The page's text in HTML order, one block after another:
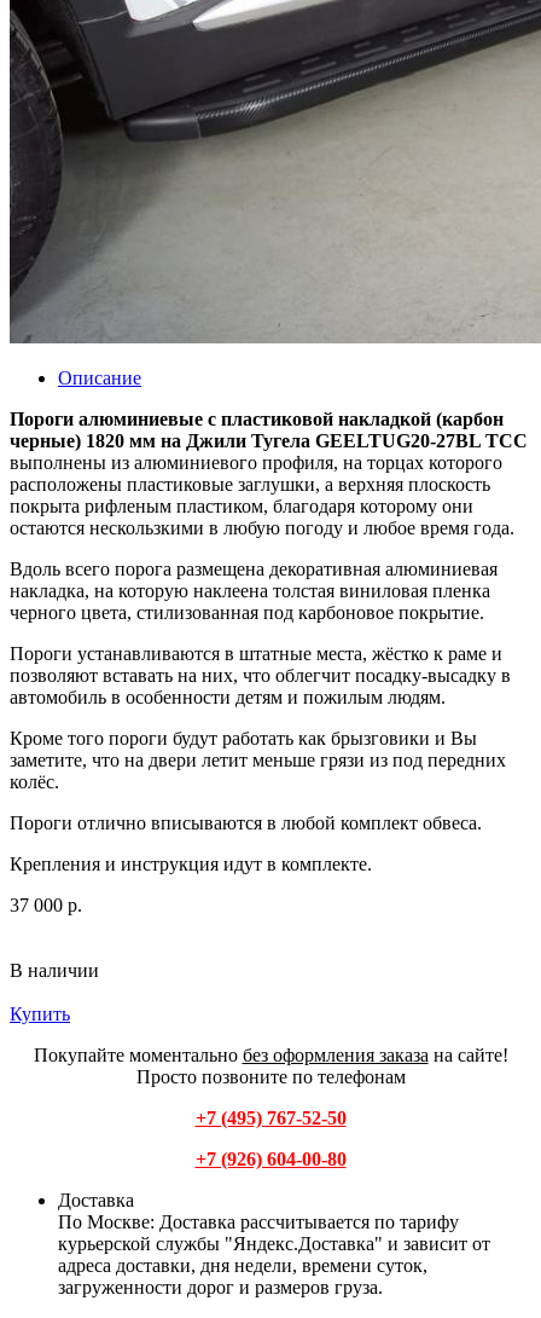
Описание
Пороги алюминиевые с пластиковой накладкой (карбон
черные) 1820 мм на Джили Тугела GEELTUG20-27BL ТСС
выполнены из алюминиевого профиля, на торцах которого
расположены пластиковые заглушки, а верхняя плоскость
покрыта рифленым пластиком, благодаря которому они
остаются нескользкими в любую погоду и любое время года.
Вдоль всего порога размещена декоративная алюминиевая
накладка, на которую наклеена толстая виниловая пленка
черного цвета, стилизованная под карбоновое покрытие.
Пороги устанавливаются в штатные места, жёстко к раме и
позволяют вставать на них, что облегчит посадку-высадку в
автомобиль в особенности детям и пожилым людям.
Кроме того пороги будут работать как брызговики и Вы
заметите, что на двери летит меньше грязи из под передних
колёс.
Пороги отлично вписываются в любой комплект обвеса.
Крепления и инструкция идут в комплекте.
37 000 р.
В наличии
Купить
Покупайте моментально без оформления заказа на сайте!
Просто позвоните по телефонам
+7 (495) 767-52-50
+7 (926) 604-00-80
Доставка
По Москве: Доставка рассчитывается по тарифу
курьерской службы "Яндекс.Доставка" и зависит от
адреса доставки, дня недели, времени суток,
загруженности дорог и размеров груза.